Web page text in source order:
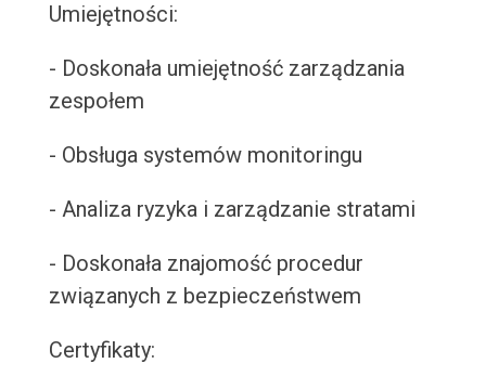
Umiejętności:
- Doskonała umiejętność zarządzania
zespołem
- Obsługa systemów monitoringu
- Analiza ryzyka i zarządzanie stratami
- Doskonała znajomość procedur
związanych z bezpieczeństwem
Certyfikaty: